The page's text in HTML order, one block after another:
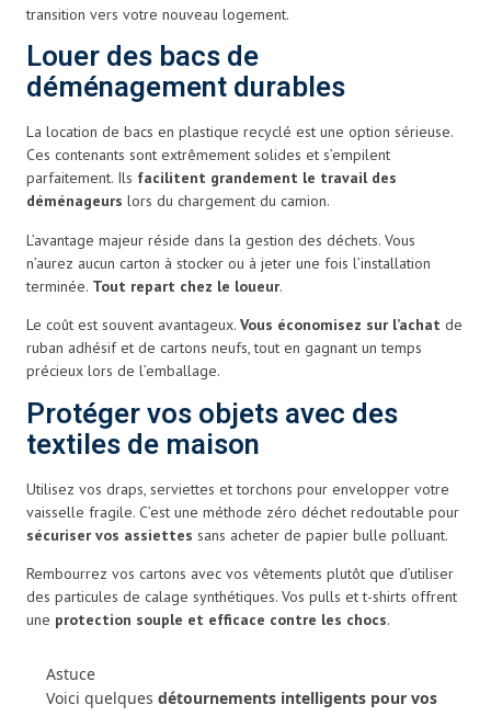
transition vers votre nouveau logement.
Louer des bacs de
déménagement durables
La location de bacs en plastique recyclé est une option sérieuse.
Ces contenants sont extrêmement solides et s’empilent
parfaitement. Ils facilitent grandement le travail des
déménageurs lors du chargement du camion.
L’avantage majeur réside dans la gestion des déchets. Vous
n’aurez aucun carton à stocker ou à jeter une fois l’installation
terminée. Tout repart chez le loueur.
Le coût est souvent avantageux. Vous économisez sur l’achat de
ruban adhésif et de cartons neufs, tout en gagnant un temps
précieux lors de l’emballage.
Protéger vos objets avec des
textiles de maison
Utilisez vos draps, serviettes et torchons pour envelopper votre
vaisselle fragile. C’est une méthode zéro déchet redoutable pour
sécuriser vos assiettes sans acheter de papier bulle polluant.
Rembourrez vos cartons avec vos vêtements plutôt que d’utiliser
des particules de calage synthétiques. Vos pulls et t-shirts offrent
une protection souple et efficace contre les chocs.
Astuce
Voici quelques détournements intelligents pour vos